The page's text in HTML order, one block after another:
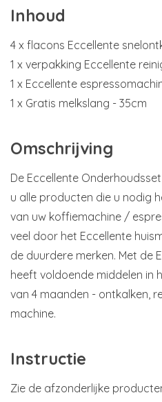
Inhoud
4 x flacons Eccellente
1 x verpakking Eccellente
1 x Eccellente
1 x Gratis melkslang - 35cm
Omschrijving
De Eccellente
u alle producten die u nodig
van uw koffiemachine /
veel door het Eccellente
de duurdere merken. Met de
heeft voldoende middelen in
van 4 maanden - ontkalken,
machine.
Instructie
Zie de afzonderlijke